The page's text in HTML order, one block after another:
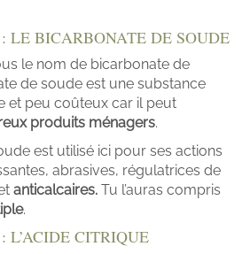
LE BICARBONATE DE SOUDE
le nom de bicarbonate de
de soude est une substance
et peu coûteux car il peut
produits ménagers.
est utilisé ici pour ses actions
abrasives, régulatrices de
anticalcaires. Tu l’auras compris
.
L’ACIDE CITRIQUE